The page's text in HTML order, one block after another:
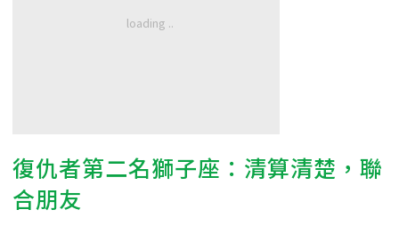
復仇者第二名獅子座：清算清楚，聯
合朋友